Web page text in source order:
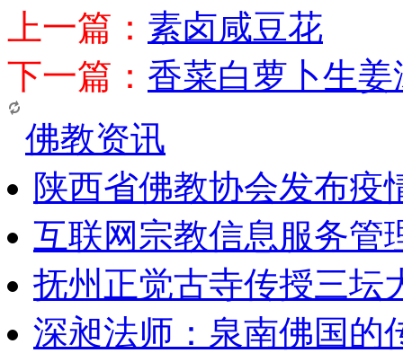
上一篇： 素卤咸豆花
下一篇： 香菜白萝卜生姜
佛教资讯
陕西省佛教协会发布疫
互联网宗教信息服务管
抚州正觉古寺传授三坛
深昶法师：泉南佛国的